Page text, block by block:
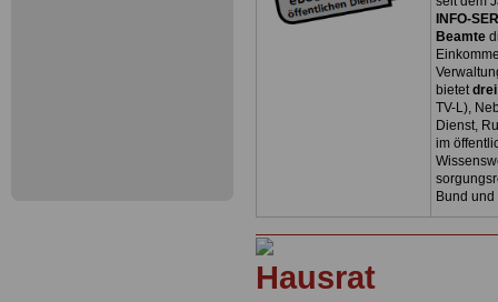
INFO-
Beamte
bietet
TV-L),
Dienst,
im
Bund